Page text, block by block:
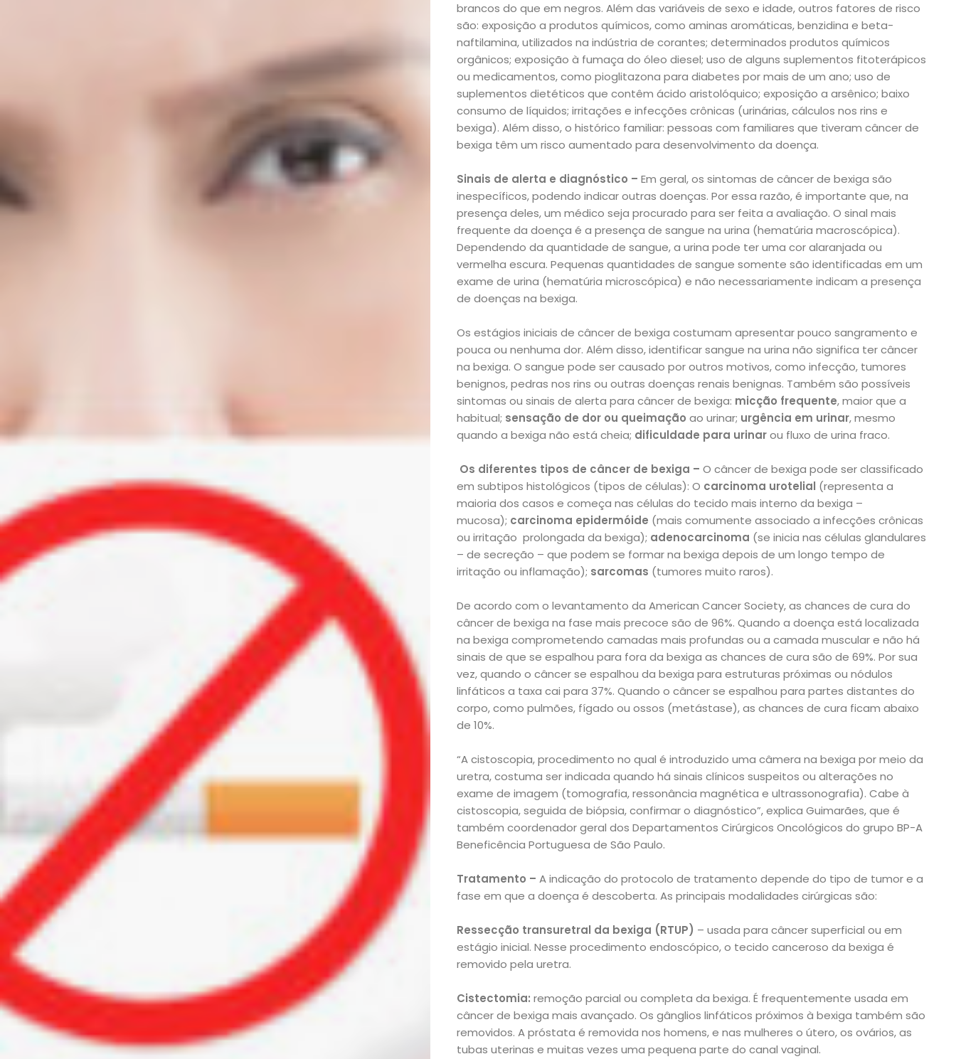
Início
Academia
Beleza
Bora
lá!
Casa
e
Decoração
Exclusiva
Mães
&
Filhos
Notícias
Opinião
Pets
Receitas
Saúde
brancos do que em negros. Além das variáveis de sexo e idade, outros fatores de risco
são: exposição a produtos químicos, como aminas aromáticas, benzidina e beta-
naftilamina, utilizados na indústria de corantes; determinados produtos químicos
orgânicos; exposição à fumaça do óleo diesel; uso de alguns suplementos fitoterápicos
ou medicamentos, como pioglitazona para diabetes por mais de um ano; uso de
suplementos dietéticos que contêm ácido aristolóquico; exposição a arsênico; baixo
consumo de líquidos; irritações e infecções crônicas (urinárias, cálculos nos rins e
bexiga). Além disso, o histórico familiar: pessoas com familiares que tiveram câncer de
bexiga têm um risco aumentado para desenvolvimento da doença.
Sinais de alerta e diagnóstico – Em geral, os sintomas de câncer de bexiga são
inespecíficos, podendo indicar outras doenças. Por essa razão, é importante que, na
presença deles, um médico seja procurado para ser feita a avaliação. O sinal mais
frequente da doença é a presença de sangue na urina (hematúria macroscópica).
Dependendo da quantidade de sangue, a urina pode ter uma cor alaranjada ou
vermelha escura. Pequenas quantidades de sangue somente são identificadas em um
exame de urina (hematúria microscópica) e não necessariamente indicam a presença
de doenças na bexiga.
Os estágios iniciais de câncer de bexiga costumam apresentar pouco sangramento e
pouca ou nenhuma dor. Além disso, identificar sangue na urina não significa ter câncer
na bexiga. O sangue pode ser causado por outros motivos, como infecção, tumores
benignos, pedras nos rins ou outras doenças renais benignas. Também são possíveis
sintomas ou sinais de alerta para câncer de bexiga: micção frequente, maior que a
habitual; sensação de dor ou queimação ao urinar; urgência em urinar, mesmo
quando a bexiga não está cheia; dificuldade para urinarou fluxo de urina fraco.
Os diferentes tipos de câncer de bexiga – O câncer de bexiga pode ser classificado
em subtipos histológicos (tipos de células): O carcinoma urotelial (representa a
maioria dos casos e começa nas células do tecido mais interno da bexiga –
mucosa); carcinoma epidermóide (mais comumente associado a infecções crônicas
ou irritação prolongada da bexiga); adenocarcinoma (se inicia nas células glandulares
– de secreção – que podem se formar na bexiga depois de um longo tempo de
irritação ou inflamação); sarcomas (tumores muito raros).
De acordo com o levantamento da American Cancer Society, as chances de cura do
câncer de bexiga na fase mais precoce são de 96%. Quando a doença está localizada
na bexiga comprometendo camadas mais profundas ou a camada muscular e não há
sinais de que se espalhou para fora da bexiga as chances de cura são de 69%. Por sua
vez, quando o câncer se espalhou da bexiga para estruturas próximas ou nódulos
linfáticos a taxa cai para 37%. Quando o câncer se espalhou para partes distantes do
corpo, como pulmões, fígado ou ossos (metástase), as chances de cura ficam abaixo
de 10%.
“A cistoscopia, procedimento no qual é introduzido uma câmera na bexiga por meio da
uretra, costuma ser indicada quando há sinais clínicos suspeitos ou alterações no
exame de imagem (tomografia, ressonância magnética e ultrassonografia). Cabe à
cistoscopia, seguida de biópsia, confirmar o diagnóstico”, explica Guimarães, que é
também coordenador geral dos Departamentos Cirúrgicos Oncológicos do grupo BP-A
Beneficência Portuguesa de São Paulo.
Tratamento – A indicação do protocolo de tratamento depende do tipo de tumor e a
fase em que a doença é descoberta. As principais modalidades cirúrgicas são:
Ressecção transuretral da bexiga (RTUP) – usada para câncer superficial ou em
estágio inicial. Nesse procedimento endoscópico, o tecido canceroso da bexiga é
removido pela uretra.
Cistectomia: remoção parcial ou completa da bexiga. É frequentemente usada em
câncer de bexiga mais avançado. Os gânglios linfáticos próximos à bexiga também são
removidos. A próstata é removida nos homens, e nas mulheres o útero, os ovários, as
tubas uterinas e muitas vezes uma pequena parte do canal vaginal.